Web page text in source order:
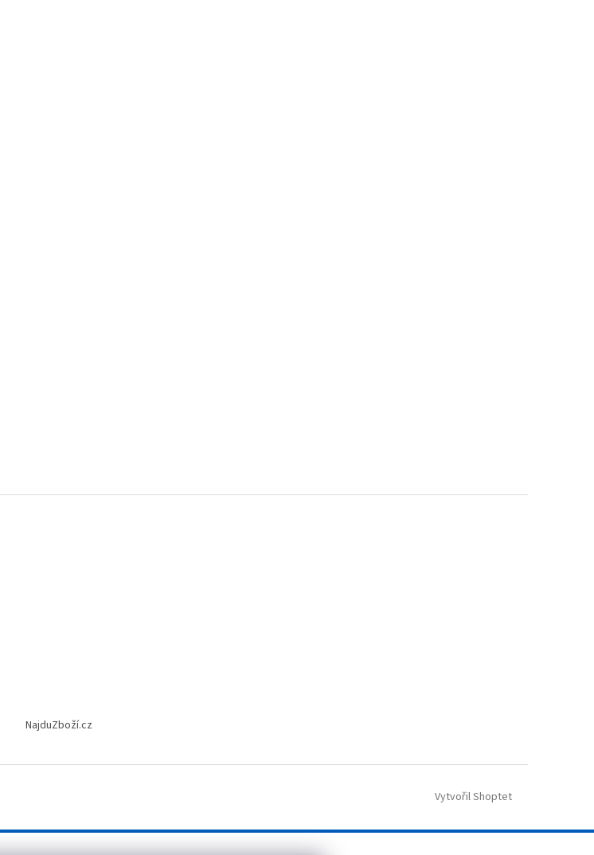
NajduZboží.cz
Vytvořil Shoptet